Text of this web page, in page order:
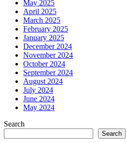
May 2025
April 2025
March 2025
February 2025
January 2025
December 2024
November 2024
October 2024
September 2024
August 2024
July 2024
June 2024
May 2024
Search
Search